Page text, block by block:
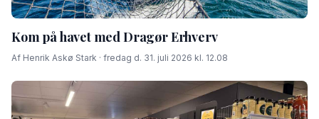
Kom på havet med Dragør Erhverv
Af Henrik Askø Stark · fredag d. 31. juli 2026 kl. 12.08